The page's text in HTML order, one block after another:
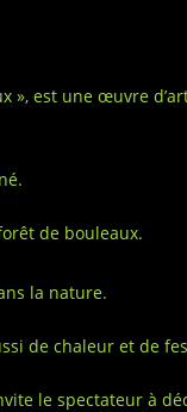
», est une œuvre
de bouleaux.
la nature.
de chaleur et de
le spectateur à